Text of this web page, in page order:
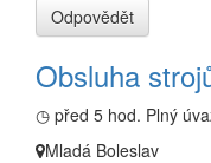
Odpovědět
Obsluha
◷ před 5 hod. Plný
Mladá Boleslav